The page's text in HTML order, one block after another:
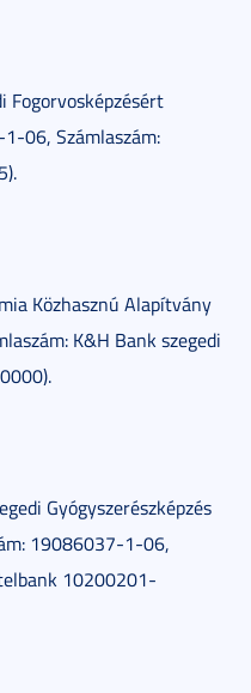
Fogorvosképzésért
06, Számlaszám:
Közhasznú Alapítvány
K&H Bank szegedi
Gyógyszerészképzés
19086037-1-06,
10200201-